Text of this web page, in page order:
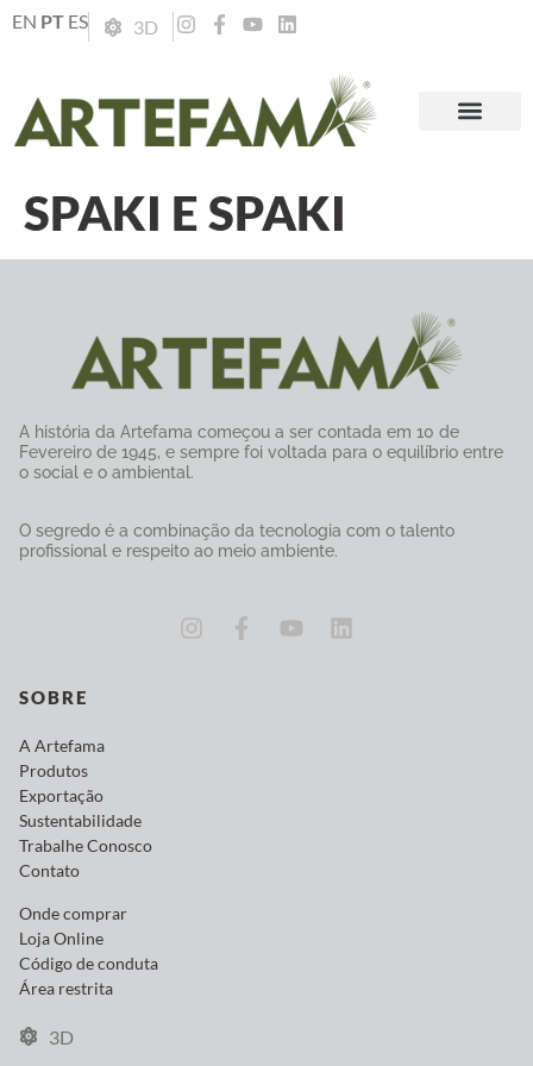
EN PT ES 3D
SPAKI E SPAKI
A história da Artefama começou a ser contada em 10 de
Fevereiro de 1945, e sempre foi voltada para o equilíbrio entre
o social e o ambiental.
O segredo é a combinação da tecnologia com o talento
profissional e respeito ao meio ambiente.
SOBRE
A Artefama
Produtos
Exportação
Sustentabilidade
Trabalhe Conosco
Contato
Onde comprar
Loja Online
Código de conduta
Área restrita
3D